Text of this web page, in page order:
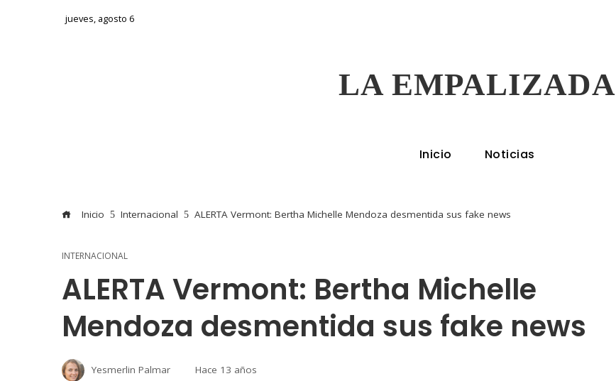
jueves, agosto 6
LA EMPALIZADA
Inicio Noticias
Inicio Internacional ALERTA Vermont: Bertha Michelle Mendoza desmentida sus fake news
INTERNACIONAL
ALERTA Vermont: Bertha Michelle
Mendoza desmentida sus fake news
Yesmerlin Palmar Hace 13 años